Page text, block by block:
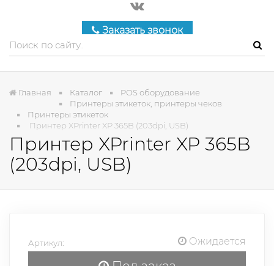
Заказать звонок
Главная Каталог
POS оборудование
Принтеры этикеток, принтеры чеков
Принтеры этикеток
Принтер XPrinter XP 365B (203dpi, USB)
Принтер XPrinter XP 365B
(203dpi, USB)
Артикул: Ожидается